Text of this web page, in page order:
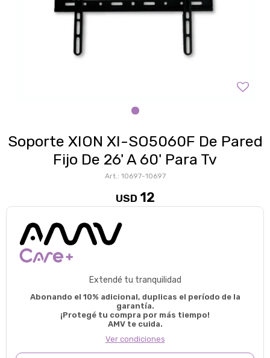
Soporte XION XI-SO5060F De Pared
Fijo De 26' A 60' Para Tv
10697-10697
USD 12
Extendé tu tranquilidad
Abonando el 10% adicional, duplicas el período de la
garantía.
¡Protegé tu compra por más tiempo!
AMV te cuida.
Ver condiciones